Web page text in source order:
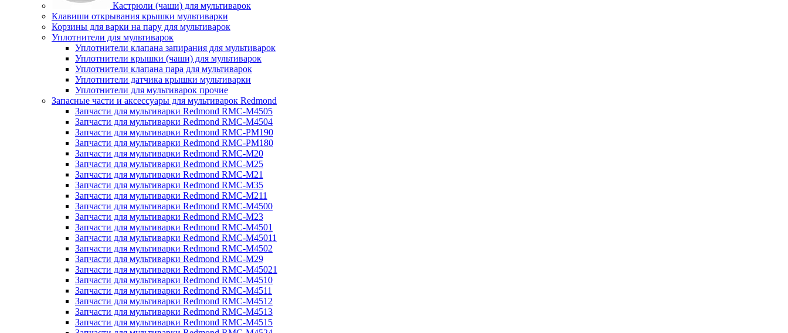
Кастрюли (чаши) для мультиварок
Клавиши открывания крышки мультиварки
Корзины для варки на пару для мультиварок
Уплотнители для мультиварок
Уплотнители клапана запирания для мультиварок
Уплотнители крышки (чаши) для мультиварок
Уплотнители клапана пара для мультиварок
Уплотнители датчика крышки мультиварки
Уплотнители для мультиварок прочие
Запасные части и аксессуары для мультиварок Redmond
Запчасти для мультиварки Redmond RMC-M4505
Запчасти для мультиварки Redmond RMC-M4504
Запчасти для мультиварки Redmond RMC-PM190
Запчасти для мультиварки Redmond RMC-PM180
Запчасти для мультиварки Redmond RMC-M20
Запчасти для мультиварки Redmond RMC-M25
Запчасти для мультиварки Redmond RMC-M21
Запчасти для мультиварки Redmond RMC-M35
Запчасти для мультиварки Redmond RMC-M211
Запчасти для мультиварки Redmond RMC-M4500
Запчасти для мультиварки Redmond RMC-M23
Запчасти для мультиварки Redmond RMC-M4501
Запчасти для мультиварки Redmond RMC-M45011
Запчасти для мультиварки Redmond RMC-M4502
Запчасти для мультиварки Redmond RMC-M29
Запчасти для мультиварки Redmond RMC-M45021
Запчасти для мультиварки Redmond RMC-M4510
Запчасти для мультиварки Redmond RMC-M4511
Запчасти для мультиварки Redmond RMC-M4512
Запчасти для мультиварки Redmond RMC-M4513
Запчасти для мультиварки Redmond RMC-M4515